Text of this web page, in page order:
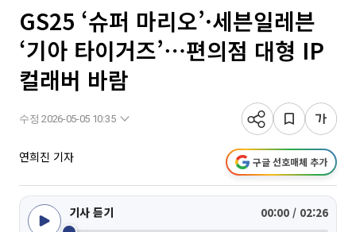
GS25 ‘슈퍼 마리오’·세븐일레븐
‘기아 타이거즈’⋯편의점 대형 IP
컬래버 바람
수정 2026-05-05 10:35
연희진 기자 구글 선호매체 추가
기사 듣기 00:00 / 02:26